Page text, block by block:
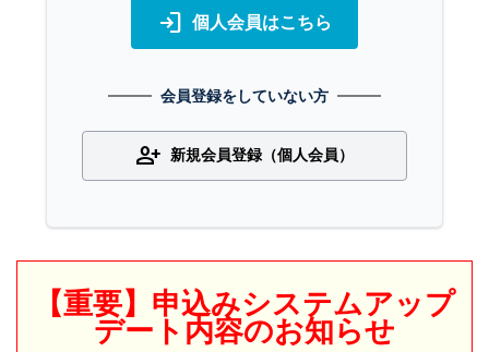
login 個人会員はこちら
会員登録をしていない方
person_add 新規会員登録（個人会員）
【重要】申込みシステムアップ
デート内容のお知らせ